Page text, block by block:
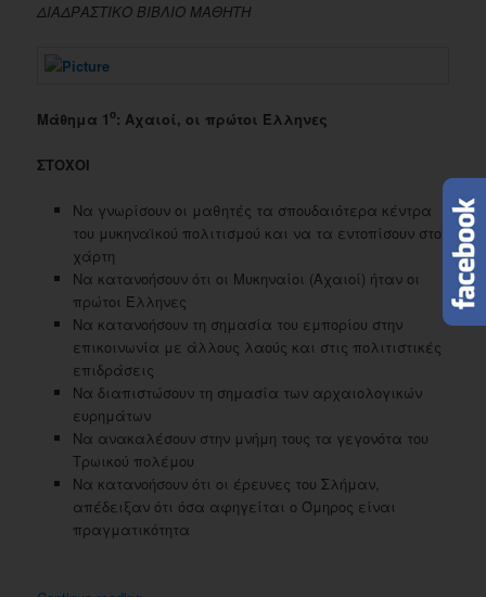
ΔΙΑΔΡΑΣΤΙΚΟ ΒΙΒΛΙΟ ΜΑΘΗΤΗ
Μάθημα 1ο: Αχαιοί, οι πρώτοι Έλληνες
ΣΤΟΧΟΙ
Να γνωρίσουν οι μαθητές τα σπουδαιότερα κέντρα
του μυκηναϊκού πολιτισμού και να τα εντοπίσουν στον
χάρτη
Να κατανοήσουν ότι οι Μυκηναίοι (Αχαιοί) ήταν οι
πρώτοι Έλληνες
Να κατανοήσουν τη σημασία του εμπορίου στην
επικοινωνία με άλλους λαούς και στις πολιτιστικές
επιδράσεις
Να διαπιστώσουν τη σημασία των αρχαιολογικών
ευρημάτων
Να ανακαλέσουν στην μνήμη τους τα γεγονότα του
Τρωικού πολέμου
Να κατανοήσουν ότι οι έρευνες του Σλήμαν,
απέδειξαν ότι όσα αφηγείται ο Όμηρος είναι
πραγματικότητα